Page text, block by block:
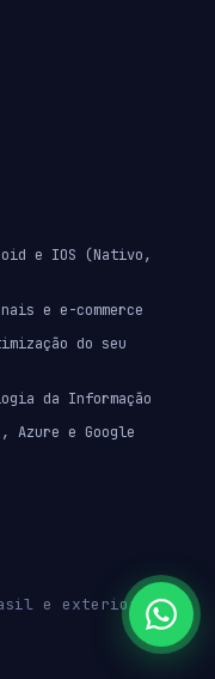
e IOS (Nativo,
e e-commerce
do seu
da Informação
Azure e Google
e exterior